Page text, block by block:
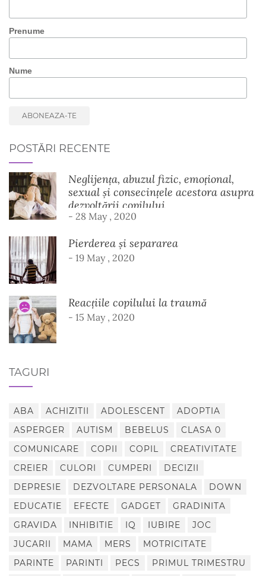
Prenume
Nume
POSTĂRI RECENTE
Neglijența, abuzul fizic, emoțional,
sexual și consecințele acestora asupra
dezvoltării copilului
- 28 May , 2020
Pierderea și separarea
- 19 May , 2020
Reacțiile copilului la traumă
- 15 May , 2020
TAGURI
ABA ACHIZITII ADOLESCENT
ADOPTIA
ASPERGER
AUTISM BEBELUS
CLASA 0
COMUNICARE
COPII COPIL
CREATIVITATE
CREIER
CULORI CUMPERI
DECIZII
DEPRESIE
DEZVOLTARE PERSONALA
DOWN
EDUCATIE
EFECTE GADGET
GRADINITA
GRAVIDA
INHIBITIE IQ IUBIRE
JOC
JUCARII
MAMA MERS
MOTRICITATE
PARINTE
PARINTI PECS PRIMUL TRIMESTRU